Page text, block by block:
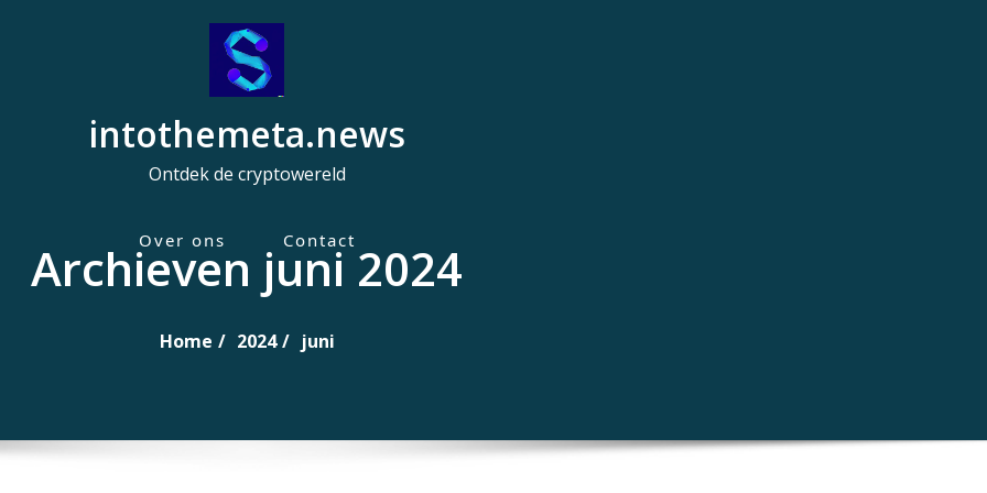
intothemeta.news
Ontdek de cryptowereld
H
o
e
Over ons Contact
Archieven juni 2024
Home 2024 juni